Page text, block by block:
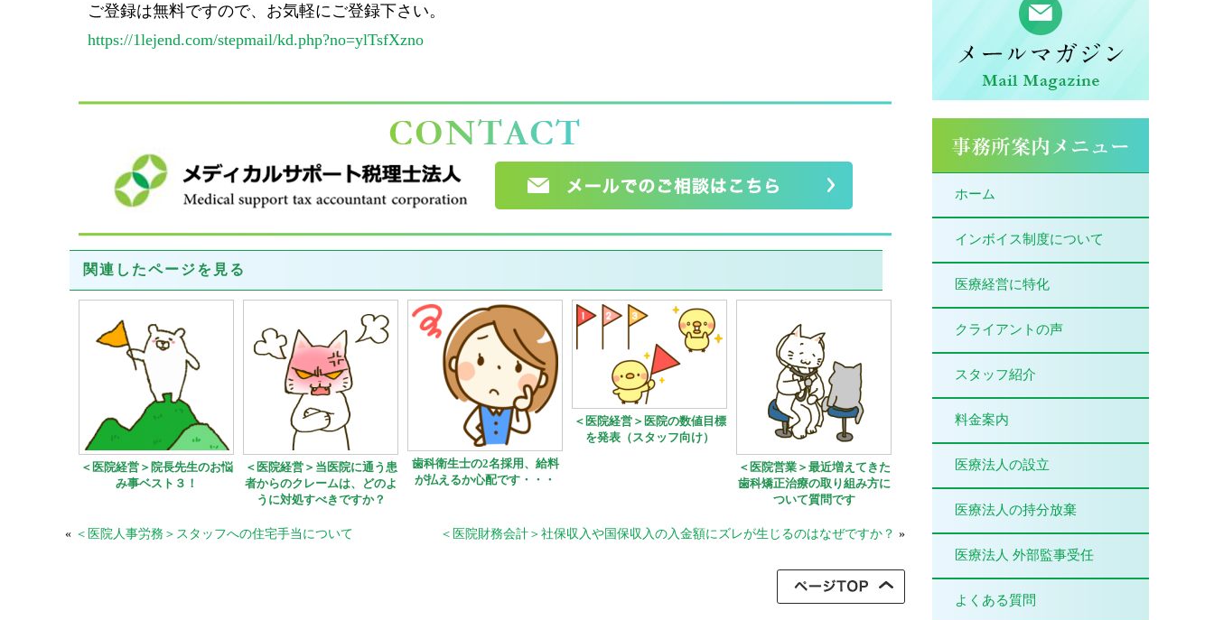
ご登録は無料ですので、お気軽にご登録下さい。
https://1lejend.com/stepmail/kd.php?no=ylTsfXzno
関連したページを見る
＜医院経営＞院長先生のお悩
み事ベスト３！
＜医院経営＞当医院に通う患
者からのクレームは、どのよ
うに対処すべきですか？
歯科衛生士の2名採用、給料
が払えるか心配です・・・
＜医院経営＞医院の数値目標
を発表（スタッフ向け）
＜医院営業＞最近増えてきた
歯科矯正治療の取り組み方に
ついて質問です
« ＜医院人事労務＞スタッフへの住宅手当について ＜医院財務会計＞社保収入や国保収入の入金額にズレが生じるのはなぜですか？ »
ホーム
インボイス制度について
医療経営に特化
クライアントの声
スタッフ紹介
料金案内
医療法人の設立
医療法人の持分放棄
医療法人 外部監事受任
よくある質問